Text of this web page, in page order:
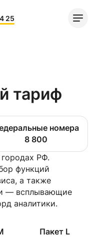
25
тариф
номера
8 800
РФ.
функций
а также
— всплывающие
аналитики.
Пакет L